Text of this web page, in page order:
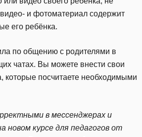
видео- и фотоматериал содержит
его ребёнка.
по общению с родителями в
чатах. Вы можете внести свои
которые посчитаете необходимыми
в мессенджерах и
новом курсе для педагогов от